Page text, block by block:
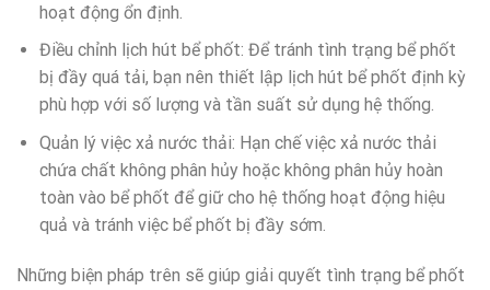
hoạt động ổn định.
Điều chỉnh lịch hút bể phốt: Để tránh tình trạng bể phốt
bị đầy quá tải, bạn nên thiết lập lịch hút bể phốt định kỳ
phù hợp với số lượng và tần suất sử dụng hệ thống.
Quản lý việc xả nước thải: Hạn chế việc xả nước thải
chứa chất không phân hủy hoặc không phân hủy hoàn
toàn vào bể phốt để giữ cho hệ thống hoạt động hiệu
quả và tránh việc bể phốt bị đầy sớm.
Những biện pháp trên sẽ giúp giải quyết tình trạng bể phốt